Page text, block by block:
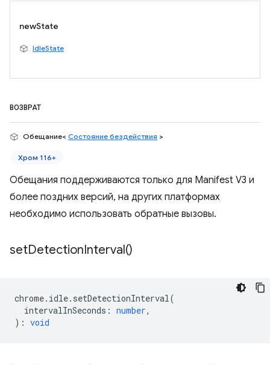
newState
IdleState
ВОЗВРАТ
Обещание< Состояние бездействия >
Хром 116+
Обещания поддерживаются только для Manifest V3 и
более поздних версий, на других платформах
необходимо использовать обратные вызовы.
setDetectionInterval()
chrome. idle. setDetectionInterval(
intervalInSeconds : number,
) : void